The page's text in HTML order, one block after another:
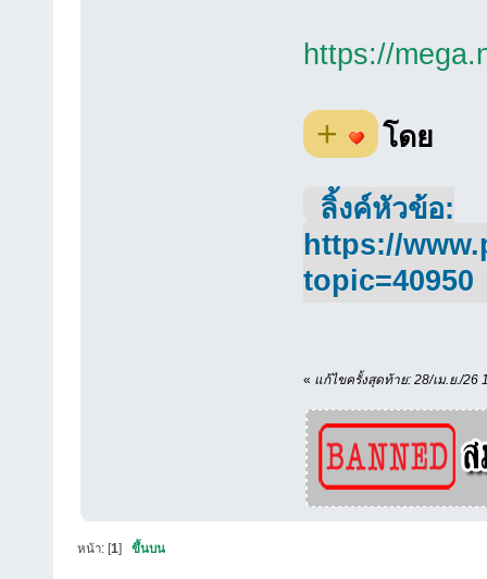
https://
+ โดย
ลิ้งค์หัวข้อ:
https://
topic=40950
« แก้ไขครั้งสุดท้าย: 28/เม.ย./26
หน้า: [1]ขึ้นบน